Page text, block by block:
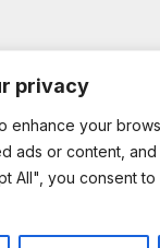
privacy
enhance your
ads or content, and
All", you consent
All Rights
by web-